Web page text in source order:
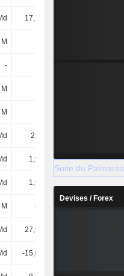
17,73 Md
738 M
-
273 Md
1,98 Md 2,82 Md
1,98 Md
504 M
27,96 Md
-15,02 Md
Suite du Palmarès
Devises / Forex